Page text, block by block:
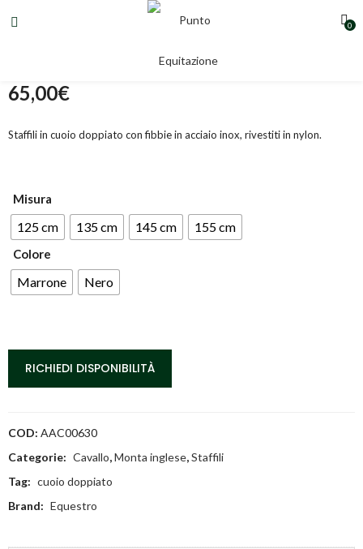
0
STAFFILI IN CUOIO DOPPIATO
65,00€
Staffili in cuoio doppiato con fibbie in acciaio inox, rivestiti in nylon.
Misura
125 cm 135 cm 145 cm 155 cm
Colore
Marrone Nero
RICHIEDI DISPONIBILITÀ
COD: AAC00630
Categorie: Cavallo,Monta inglese,Staffili
Tag: cuoio doppiato
Brand: Equestro